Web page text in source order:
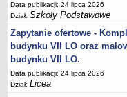
Rejestry, ewidencje,
Kontrole
PONOWNE
Sprawozdania
Deklaracja dostępności
Data publikacji: 24 lipca 2026
Dział:Szkoły Podstawowe
Zapytanie ofertowe -
budynku VII LO oraz
budynku VII LO.
Data publikacji: 24 lipca 2026
Dział:Licea